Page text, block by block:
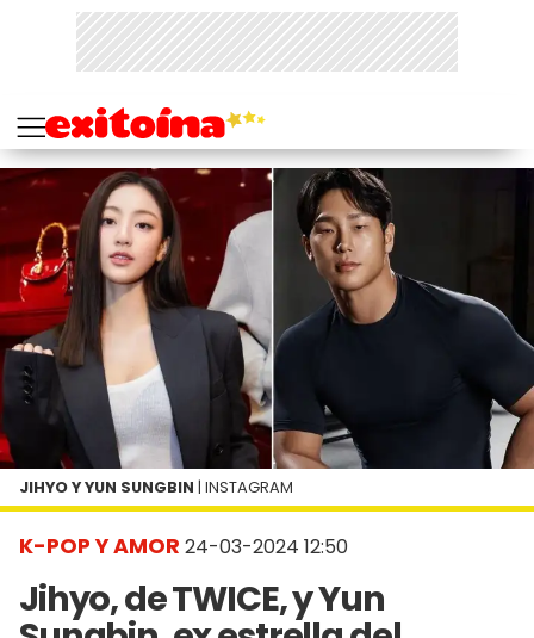
K-POP Y AMOR 24-03-2024 12:50
Jihyo, de TWICE, y Yun
JIHYO Y YUN SUNGBIN | INSTAGRAM